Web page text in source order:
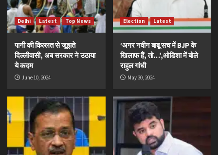
Delhi Latest Top News
पानी की किल्लत से जूझते
दिल्लीवासी, अब सरकार ने उठाया
ये कदम
June 10, 2024
Election Latest
‘अगर नवीन बाबू सच में BJP के
खिलाफ हैं, तो…’,ओडिशा में बोले
राहुल गांधी
May 30, 2024